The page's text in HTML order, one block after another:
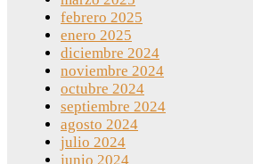
febrero 2025
enero 2025
diciembre 2024
noviembre 2024
octubre 2024
septiembre 2024
agosto 2024
julio 2024
junio 2024